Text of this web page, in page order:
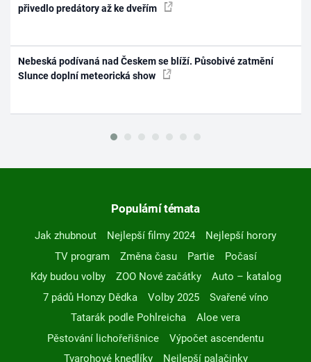
přivedlo predátory až ke dveřím
Nebeská podívaná nad Českem se blíží. Působivé zatmění
Slunce doplní meteorická show
Populární témata
Jak zhubnout Nejlepší filmy 2024
Nejlepší horory
TV program
Změna času Partie
Počasí
Kdy budou volby
ZOO Nové začátky
Auto – katalog
7 pádů Honzy Dědka
Volby 2025
Svařené víno
Tatarák podle Pohlreicha
Aloe vera
Pěstování lichořeřišnice
Výpočet ascendentu
Tvarohové knedlíky
Nejlepší palačinky